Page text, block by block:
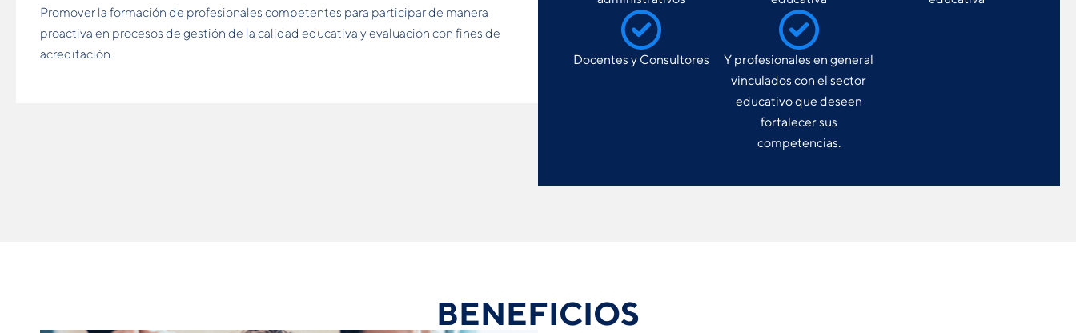
Promover la formación de profesionales competentes para participar de manera
proactiva en procesos de gestión de la calidad educativa y evaluación con fines de
acreditación.
Docentes y Consultores
Y profesionales en general
vinculados con el sector
educativo que deseen
fortalecer sus
competencias.
BENEFICIOS